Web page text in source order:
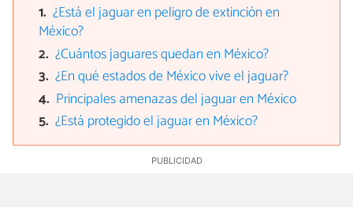
¿Está el jaguar en peligro de extinción en
México?
¿Cuántos jaguares quedan en México?
¿En qué estados de México vive el jaguar?
Principales amenazas del jaguar en México
¿Está protegido el jaguar en México?